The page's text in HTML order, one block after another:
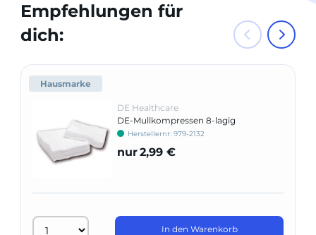
Empfehlungen für
dich:
Hausmarke
DE Healthcare
DE-Mullkompressen 8-lagig
Herstellernr: 979-2132
nur2,99 €
In den Warenkorb